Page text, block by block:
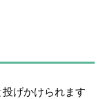
げかけられます